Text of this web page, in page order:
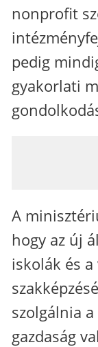
nonprofit
pedig
gyakorlati
A
hogy az új
iskolák és
szolgálnia
gazdaság